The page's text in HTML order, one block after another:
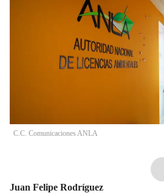
C.C. Comunicaciones ANLA
Juan Felipe Rodríguez